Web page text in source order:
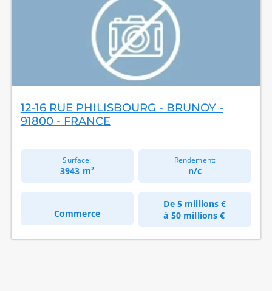
12-16 RUE PHILISBOURG - BRUNOY -
91800 - FRANCE
Surface:
3943 m²
Rendement:
n/c
Commerce
De 5 millions €
à 50 millions €